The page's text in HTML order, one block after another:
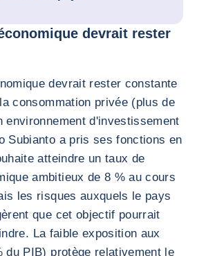
devrait rester
devrait rester constante
consommation privée (plus de
environnement d'investissement
Subianto a pris ses fonctions en
atteindre un taux de
ambitieux de 8 % au cours
les risques auxquels le pays
que cet objectif pourrait
La faible exposition aux
du PIB) protège relativement le